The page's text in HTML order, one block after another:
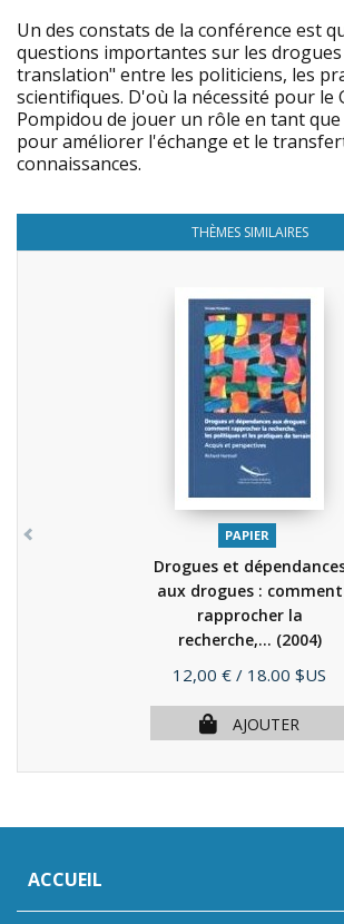
Un des constats de la conférence est
questions importantes sur les
translation" entre les politiciens, les
scientifiques. D'où la nécessité pour le
Pompidou de jouer un rôle en tant
pour améliorer l'échange et le
connaissances.
THÈMES SIMILAIRES
PAPIER
Drogues et
aux drogues : comment
rapprocher la
recherche,... (2004)
Prix
12,00 € / 18.00 $US
AJOUTER
ACCUEIL